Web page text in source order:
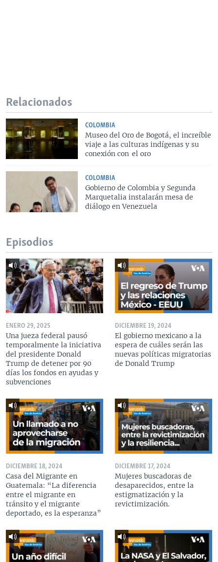
Relacionados
COLOMBIA
Museo del Oro de Bogotá, el increíble
viaje a las culturas indígenas y su
conexión con el oro
COLOMBIA
Gobierno de Colombia y Segunda
Marquetalia instalarán mesa de
diálogo en Venezuela
Episodios
ENERO 29, 2025
Una jueza federal pausó
temporalmente la iniciativa
del presidente Donald
Trump de detener por 90
días los fondos en ayudas y
subvenciones
DICIEMBRE 19, 2024
El gobierno mexicano a la
espera de cuáles serán las
nuevas políticas migratorias
de Donald Trump
DICIEMBRE 18, 2024
Casa del Migrante en
Guatemala: “La diferencia
entre el migrante en
tránsito y el migrante
deportado, es la esperanza”
DICIEMBRE 17, 2024
Mujeres buscadoras de
desaparecidos, entre la
estigmatización y la
revictimización.